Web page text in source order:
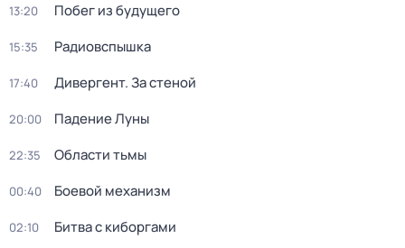
13:20 Побег из будущего
15:35 Радиовспышка
17:40 Дивергент. За стеной
20:00 Падение Луны
22:35 Области тьмы
00:40 Боевой механизм
02:10 Битва с киборгами